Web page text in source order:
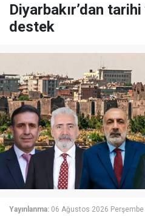
Diyarbakır’dan
destek
Yayınlanma: 06 Ağustos 2026 Perşembe